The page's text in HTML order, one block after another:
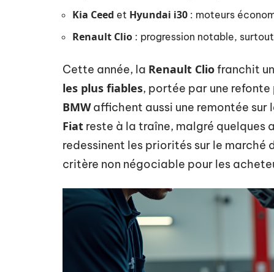
Kia Ceed et Hyundai i30 : moteurs
Renault Clio : progression notable,
Cette année, la Renault Cliofranchit
les plus fiables, portée par une
BMWaffichent aussi une remontée sur
Fiat reste à la traîne, malgré
redessinent les priorités sur le marché
critère non négociable pour les